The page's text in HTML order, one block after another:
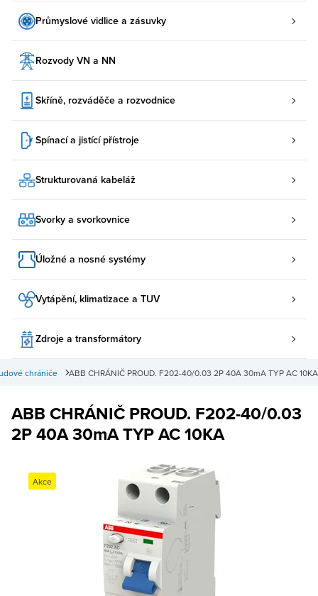
Průmyslové vidlice a zásuvky
Rozvody VN a NN
Skříně, rozváděče a rozvodnice
Spínací a jistící přístroje
Strukturovaná kabeláž
Svorky a svorkovnice
Úložné a nosné systémy
Vytápění, klimatizace a TUV
Zdroje a transformátory
ABB CHRÁNIČ PROUD. F202-40/0.03 2P 40A 30mA TYP AC 10KA
chrániče
ABB CHRÁNIČ PROUD. F202-40/0.03
2P 40A 30mA TYP AC 10KA
Akce